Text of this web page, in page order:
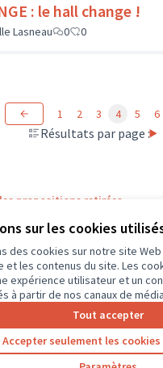
sur les cookies
des cookies sur notre site
et les contenus du site. Les
expérience utilisateur et un
à partir de nos canaux de
Tout accepter
Accepter seulement les
: le hall change !
Lasneau
0 0
Résultats par page :
1 2 3 4 5 6
propositions retirées
cookies
Facebook
sur Instagram
CD37 sur YouTube
(Lien externe)